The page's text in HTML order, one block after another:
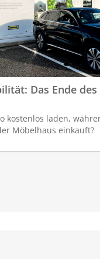
Das Ende
kostenlos laden,
Möbelhaus einkauft?